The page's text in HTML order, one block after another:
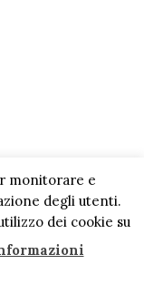
monitorare e
degli utenti.
dei cookie su